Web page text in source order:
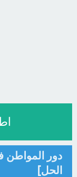
دور المواطن
الحل]